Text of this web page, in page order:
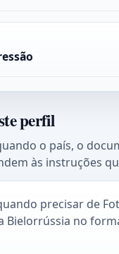
perfil
o país, o
às instruções
precisar de
Bielorrússia no